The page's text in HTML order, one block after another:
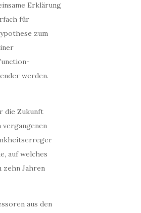
Erklärung
für
zum
werden.
die Zukunft
vergangenen
auf welches
zehn Jahren
aus den